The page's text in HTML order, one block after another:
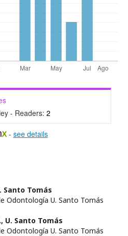
- Readers: 2
- see details
Santo Tomás
Odontología U. Santo Tomás
U. Santo Tomás
Odontología U. Santo Tomás